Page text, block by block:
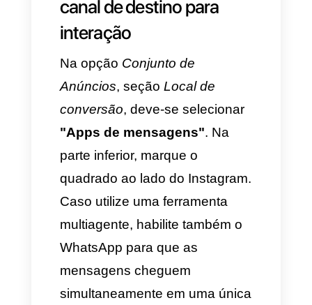
anúncio de alta
conversão
Para garantir que o
investimento em publicidade se
torne uma oportunidade real de
negócio, a campanha não deve
ser criada a partir do botão
"Promover" do app do
Instagram, pois isso pode limitar
o alcance. Recomenda-se que